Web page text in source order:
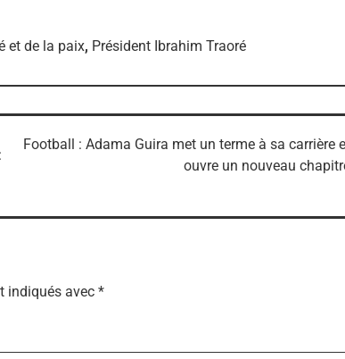
et de la paix, Président Ibrahim Traoré
Football : Adama Guira met un terme à sa carrière
ouvre un nouveau
indiqués avec *